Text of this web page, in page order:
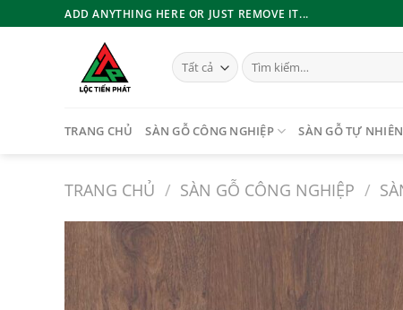
qua
ADD ANYTHING HERE OR JUST REMOVE IT...
Tìm
kiếm:
TRANG CHỦ SÀN GỖ CÔNG NGHIỆP SÀN GỖ TỰ NHIÊN
TRANG CHỦ / SÀN GỖ CÔNG NGHIỆP /